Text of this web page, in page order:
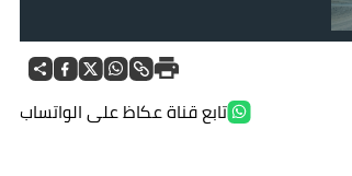
تابع قناة عكاظ على الواتساب